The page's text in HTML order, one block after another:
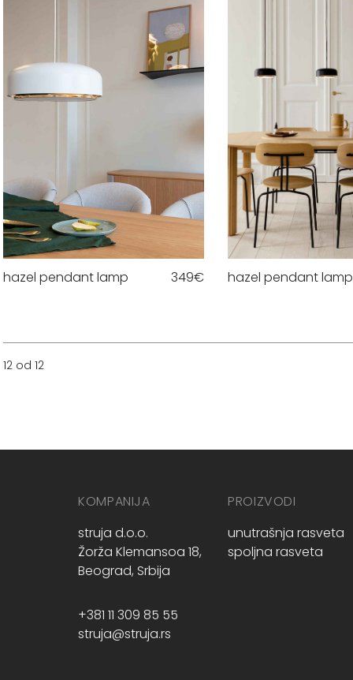
hazel pendant lamp 349€ hazel pendant lamp
12 od 12
KOMPANIJA
struja d.o.o.
Žorža Klemansoa 18,
Beograd, Srbija
+381 11 309 85 55
struja@struja.rs
PROIZVODI
unutrašnja rasveta
spoljna rasveta